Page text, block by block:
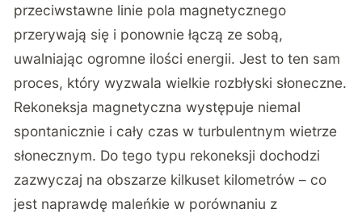
przeciwstawne linie pola magnetycznego
przerywają się i ponownie łączą ze sobą,
uwalniając ogromne ilości energii. Jest to ten sam
proces, który wyzwala wielkie rozbłyski słoneczne.
Rekoneksja magnetyczna występuje niemal
spontanicznie i cały czas w turbulentnym wietrze
słonecznym. Do tego typu rekoneksji dochodzi
zazwyczaj na obszarze kilkuset kilometrów – co
jest naprawdę maleńkie w porównaniu z